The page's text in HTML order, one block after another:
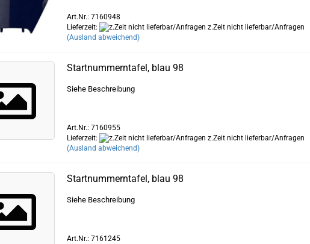
Art.Nr.: 7160948
Lieferzeit:
z.Zeit nicht lieferbar/Anfragen
(Ausland abweichend)
Startnummerntafel, blau 98
Siehe Beschreibung
Art.Nr.: 7160955
Lieferzeit:
z.Zeit nicht lieferbar/Anfragen
(Ausland abweichend)
Startnummerntafel, blau 98
Siehe Beschreibung
Art.Nr.: 7161245